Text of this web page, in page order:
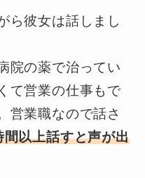
ら彼女は話しまし
院の薬で治ってい
て営業の仕事もで
営業職なので話さ
間以上話すと声が出